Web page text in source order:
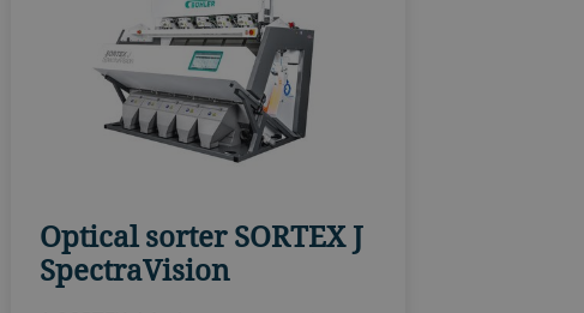
Optical sorter SORTEX J
SpectraVision